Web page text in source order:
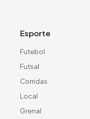
Esporte
Futebol
Futsal
Corridas
Local
Grenal